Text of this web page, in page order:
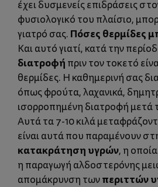
έχει δυσμενείς επιδράσεις
φυσιολογικό του πλαίσιο,
γιατρό σας. Πόσες θερμίδες
Και αυτό γιατί, κατά την
διατροφή πριν τον τοκετό
θερμίδες. Η καθημερινή σας
όπως φρούτα, λαχανικά,
ισορροπημένη διατροφή μετά
Αυτά τα 7-10 κιλά
είναι αυτά που παραμένουν
κατακράτηση υγρών, η
η παραγωγή αλδοστερόνης
απομάκρυνση τωνπεριττών